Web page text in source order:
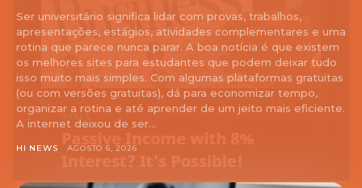
Ser universitário significa lidar com provas, trabalhos,
apresentações, estágios, atividades complementares e uma
rotina que parece nunca parar. A boa notícia é que existem
os melhores sites para estudantes que podem deixar tudo
isso muito mais simples. Com algumas plataformas gratuitas
(ou com versões gratuitas), dá para economizar tempo,
organizar a rotina e até aprender de um jeito mais eficiente.
A internet deixou de ser...
HI NEWS AGOSTO 6, 2026